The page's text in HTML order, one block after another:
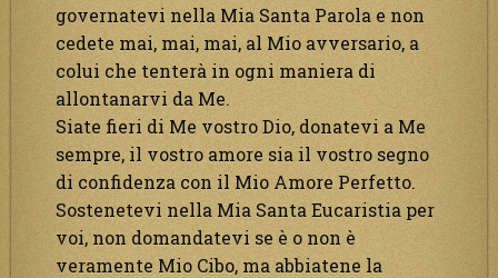
governatevi nella Mia Santa Parola e non
cedete mai, mai, mai, al Mio avversario, a
colui che tenterà in ogni maniera di
allontanarvi da Me.
Siate fieri di Me vostro Dio, donatevi a Me
sempre, il vostro amore sia il vostro segno
di confidenza con il Mio Amore Perfetto.
Sostenetevi nella Mia Santa Eucaristia per
voi, non domandatevi se è o non è
veramente Mio Cibo, ma abbiatene la